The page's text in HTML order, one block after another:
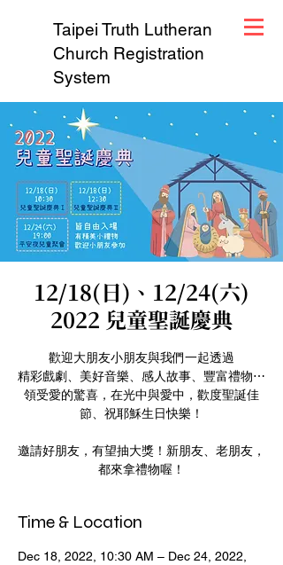
Taipei Truth Lutheran
Church Registration
System
12/18(日)、12/24(六)
2022 兒童聖誕慶典
歡迎大朋友小朋友與我們一起透過
精彩戲劇、美好音樂、感人故事、豐富禮物⋯
領受愛的驚喜，在光中與愛中，歡度聖誕佳
節、祝耶穌生日快樂！
邀請好朋友，有望抽大獎！新朋友、老朋友，
都來拿禮物喔！
Time & Location
Dec 18, 2022, 10:30 AM – Dec 24, 2022,